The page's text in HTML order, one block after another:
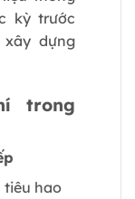
kỳ trước
dựng
trong
tiêu hao